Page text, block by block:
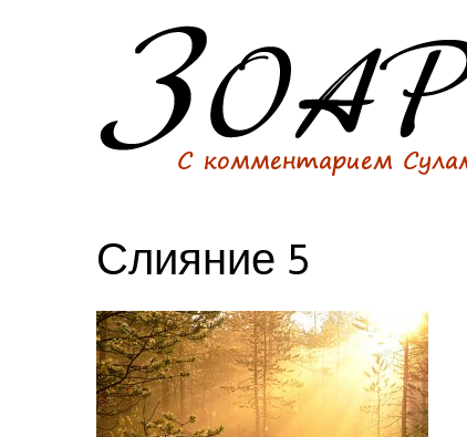
Слияние 5